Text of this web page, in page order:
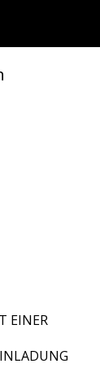
EINER